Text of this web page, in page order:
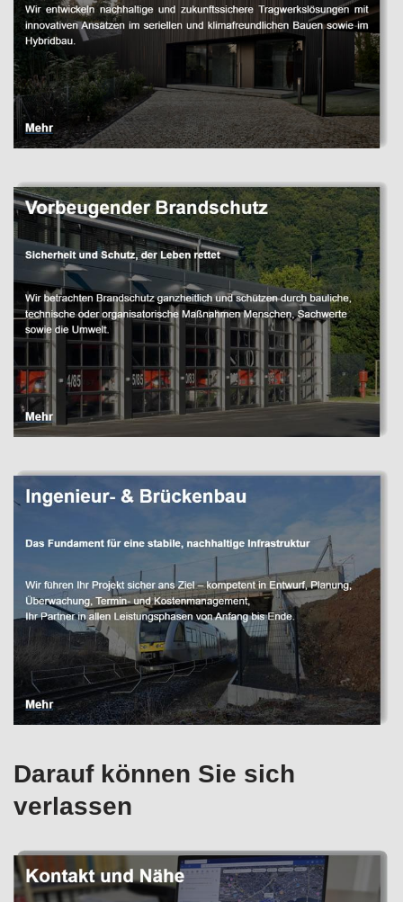
Darauf können Sie sich
verlassen